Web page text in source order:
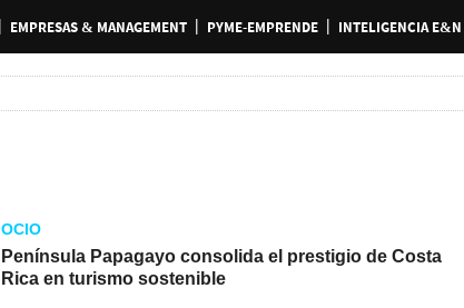
EMPRESAS & MANAGEMENT PYME-EMPRENDE INTELIGENCIA E&N
OCIO
Península Papagayo consolida el prestigio de Costa
Rica en turismo sostenible